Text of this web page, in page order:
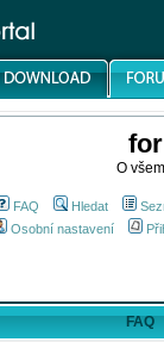
O
FAQ Hledat
Osobní nastavení
FAQ